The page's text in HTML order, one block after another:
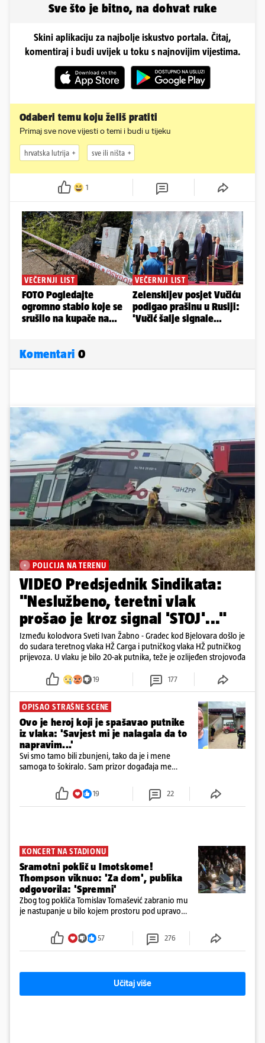
Sve što je bitno, na dohvat ruke
Skini aplikaciju za najbolje iskustvo portala. Čitaj,
komentiraj i budi uvijek u toku s najnovijim vijestima.
Odaberi temu koju želiš pratiti
Primaj sve nove vijesti o temi i budi u tijeku
hrvatska lutrija sve ili ništa
1
Komentari 0
POLICIJA NA TERENU
VIDEO Predsjednik Sindikata:
"Neslužbeno, teretni vlak
prošao je kroz signal 'STOJ'..."
Između kolodvora Sveti Ivan Žabno - Gradec kod Bjelovara došlo je
do sudara teretnog vlaka HŽ Carga i putničkog vlaka HŽ putničkog
prijevoza. U vlaku je bilo 20-ak putnika, teže je ozlijeđen strojovođa
19 177
OPISAO STRAŠNE SCENE
Ovo je heroj koji je spašavao putnike
iz vlaka: 'Savjest mi je nalagala da to
napravim...'
Svi smo tamo bili zbunjeni, tako da je i mene
samoga to šokiralo. Sam prizor događaja me
19 22
KONCERT NA STADIONU
Sramotni poklič u Imotskome!
Thompson viknuo: 'Za dom', publika
odgovorila: 'Spremni'
Zbog tog pokliča Tomislav Tomašević zabranio mu
je nastupanje u bilo kojem prostoru pod upravom
57 276
Učitaj više